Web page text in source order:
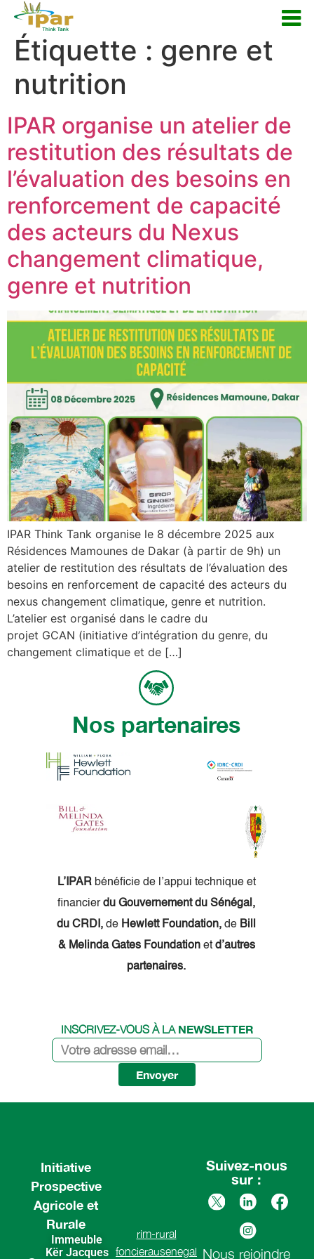
Étiquette : genre et
nutrition
IPAR organise un atelier de
restitution des résultats de
l’évaluation des besoins en
renforcement de capacité
des acteurs du Nexus
changement climatique,
genre et nutrition
IPAR Think Tank organise le 8 décembre 2025 aux
Résidences Mamounes de Dakar (à partir de 9h) un
atelier de restitution des résultats de l’évaluation des
besoins en renforcement de capacité des acteurs du
nexus changement climatique, genre et nutrition.
L’atelier est organisé dans le cadre du
projet GCAN (initiative d’intégration du genre, du
changement climatique et de […]
Nos partenaires
L’IPARbénéficie de l’appui technique et
financierdu Gouvernement du Sénégal,
du CRDI, de Hewlett Foundation, de Bill
& Melinda Gates Foundation et d’autres
partenaires.
INSCRIVEZ-VOUS À LA NEWSLETTER
Envoyer
Initiative
Prospective
Agricole et
Rurale
Immeuble
Kër Jacques
rim-rural
foncierausenegal
Suivez-nous
sur :
Nous rejoindre